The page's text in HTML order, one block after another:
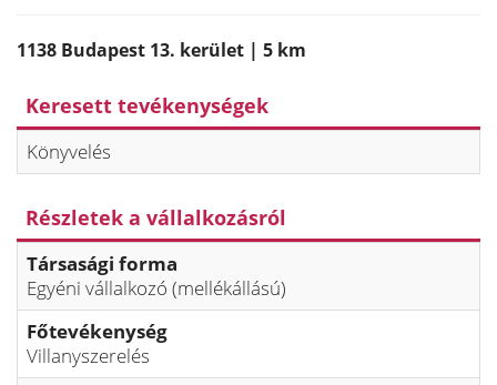
1138 Budapest 13. kerület | 5 km
Keresett tevékenységek
Könyvelés
Részletek a vállalkozásról
Társasági forma
Egyéni vállalkozó (mellékállású)
Főtevékenység
Villanyszerelés